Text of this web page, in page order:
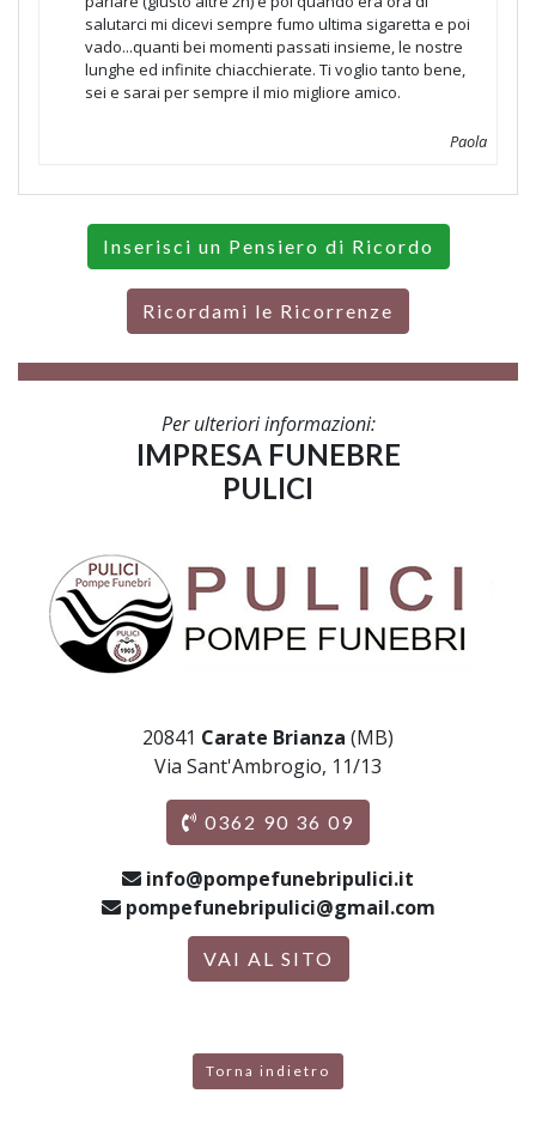
salutarci mi dicevi sempre fumo ultima sigaretta e poi
vado...quanti bei momenti passati insieme, le nostre
lunghe ed infinite chiacchierate. Ti voglio tanto bene,
sei e sarai per sempre il mio migliore amico.
Paola
Inserisci un Pensiero di Ricordo
Ricordami le Ricorrenze
Per ulteriori informazioni:
IMPRESA FUNEBRE
PULICI
20841 Carate Brianza (MB)
Via Sant'Ambrogio, 11/13
0362 90 36 09
info@pompefunebripulici.it
pompefunebripulici@gmail.com
VAI AL SITO
Torna indietro